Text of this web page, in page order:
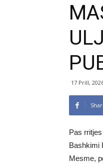
17 Prill,
Pas
Bashkimi
Mesme,